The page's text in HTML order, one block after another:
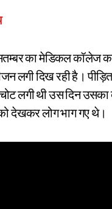
का मेडिकल कॉलेज
लगी दिख रही है।
लगी थी उस दिन
देखकर लोग भाग गए थे।